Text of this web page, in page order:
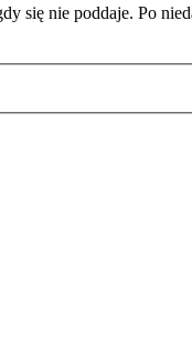
się nie poddaje. Po